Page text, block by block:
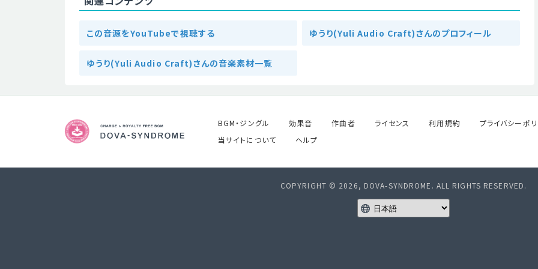
この音源をYouTubeで視聴する ゆうり(Yuli Audio Craft)さんのプロフィール
ゆうり(Yuli Audio Craft)さんの音楽素材一覧
BGM・ジングル 効果音 作曲者 ライセンス 利用規約 プライバシーポ
当サイトについて
ヘルプ
COPYRIGHT © 2026, DOVA-SYNDROME. ALL RIGHTS RESERVED.